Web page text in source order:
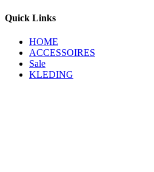
Quick Links
HOME
ACCESSOIRES
Sale
KLEDING